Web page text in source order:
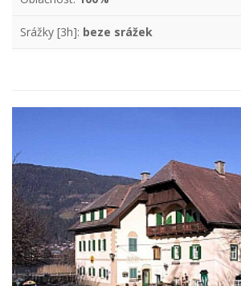
Srážky [3h]: beze srážek